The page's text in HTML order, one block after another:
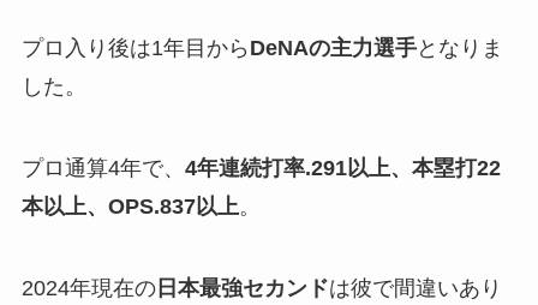
プロ入り後は1年目から DeNAの主力選手となりま
した。
プロ通算4年で、 4年連続打率.291以上、本塁打22
本以上、OPS.837以上。
2024年現在の日本最強セカンドは彼で間違いあり